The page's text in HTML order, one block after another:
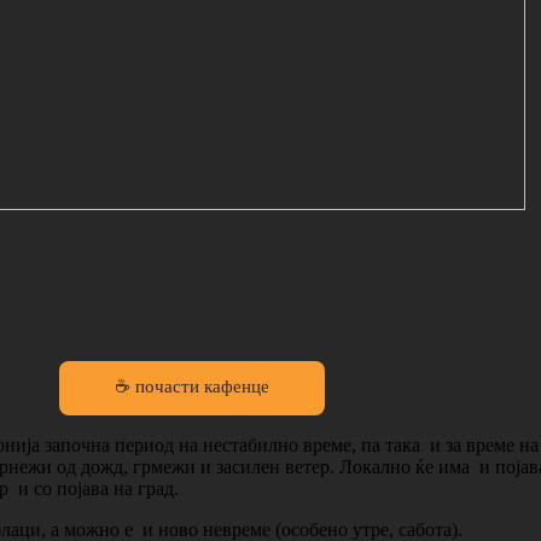
☕ почасти кафенце
започна период на нестабилно време, па така и за време
од дожд, грмежи и засилен ветер. Локално ќе има и
со појава на град.
а можно е и ново невреме (особено утре, сабота).